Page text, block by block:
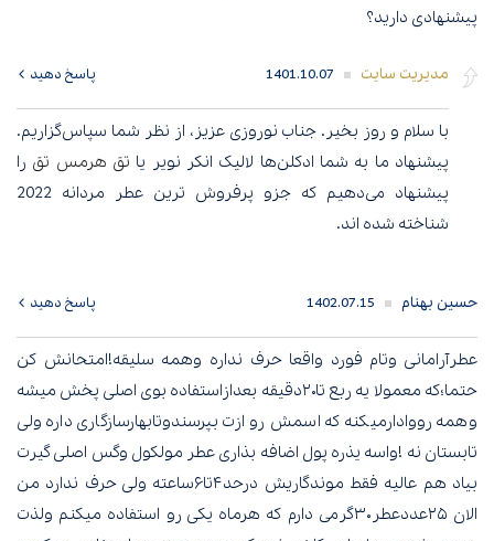
پیشنهادی دارید؟
مدیریت سایت 1401.10.07 پاسخ دهید
با سلام و روز بخیر. جناب نوروزی عزیز، از نظر شما سپاس‌گزاریم.
پیشنهاد ما به شما ادکلن‌ها لالیک انکر نویر یا تق هرمس تق را
پیشنهاد می‌دهیم که جزو پرفروش ترین عطر مردانه 2022
شناخته شده اند.
حسین بهنام 1402.07.15 پاسخ دهید
عطرآرامانی وتام فورد واقعا حرف نداره وهمه سلیقه!امتحانش کن
حتما؛که معمولا یه ربع تا۲۰دقیقه بعدازاستفاده بوی اصلی پخش میشه
وهمه رووادارمیکنه که اسمش رو ازت بپرسندوتابهارسازگاری داره ولی
تابستان نه !واسه یذره پول اضافه بذاری عطر مولکول وگس اصلی گیرت
بیاد هم عالیه فقط موندگاریش درحد۴تا۶ساعته ولی حرف ندارد من
الان ۲۵عددعطر۳۰گرمی دارم که هرماه یکی رو استفاده میکنم ولذت